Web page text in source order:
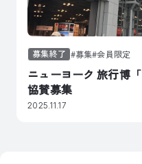
募集終了 募集 会員限定
ニューヨーク 旅行博
協賛募集
2025.11.17